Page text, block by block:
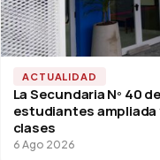
ACTUALIDAD
La Secundaria Nº 40
estudiantes ampliada
clases
6 Ago 2026